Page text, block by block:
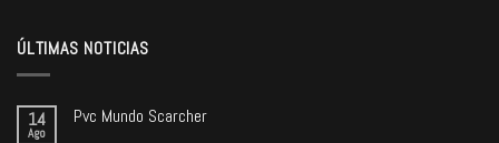
ÚLTIMAS NOTICIAS
14
Ago
Pvc Mundo Scarcher